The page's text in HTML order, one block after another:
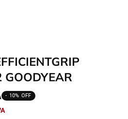
GOODYEAR
10%